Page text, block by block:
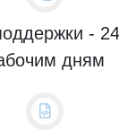
-
дням